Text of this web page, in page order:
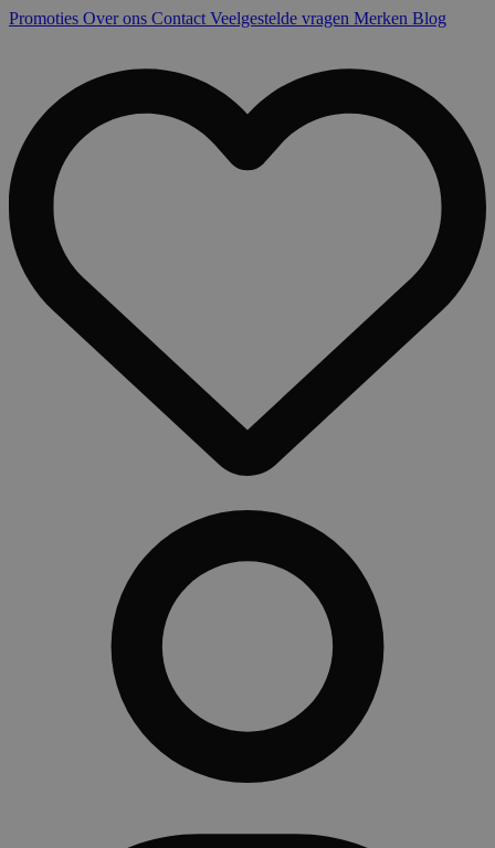
Promoties Over ons Contact Veelgestelde vragen Merken Blog